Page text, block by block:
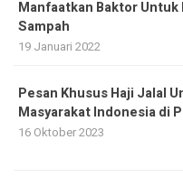
Manfaatkan Baktor Untuk
Sampah
19 Januari 2022
Pesan Khusus Haji Jalal
Masyarakat Indonesia di
16 Oktober 2023